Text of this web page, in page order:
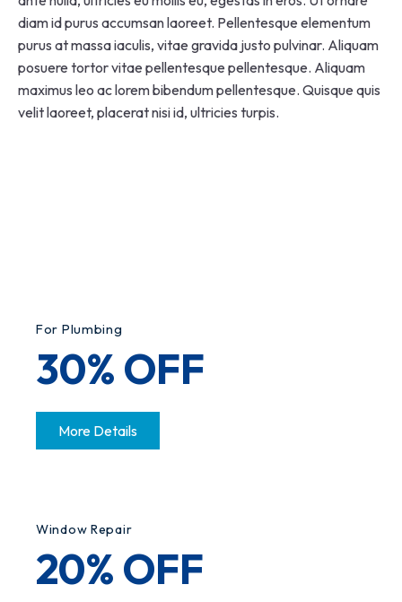
diam id purus accumsan laoreet. Pellentesque elementum
purus at massa iaculis, vitae gravida justo pulvinar. Aliquam
posuere tortor vitae pellentesque pellentesque. Aliquam
maximus leo ac lorem bibendum pellentesque. Quisque quis
velit laoreet, placerat nisi id, ultricies turpis.
For Plumbing
30% OFF
More Details
Window Repair
20% OFF